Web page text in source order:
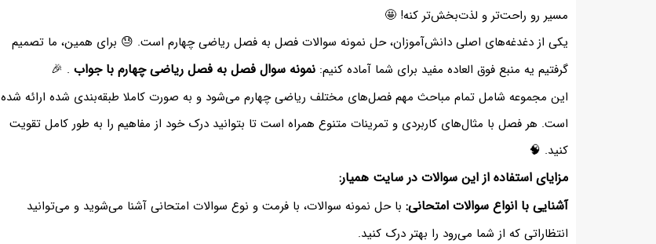
مسیر رو راحت‌تر و لذت‌بخش‌تر کنه! 🤩
یکی از دغدغه‌های اصلی دانش‌آموزان، حل نمونه سوالات فصل به فصل ریاضی چهارم است. 😓 برای همین، ما تصمیم
گرفتیم یه منبع فوق العاده مفید برای شما آماده کنیم: نمونه سوال فصل به فصل ریاضی چهارم با جواب . 🎉
این مجموعه شامل تمام مباحث مهم فصل‌های مختلف ریاضی چهارم می‌شود و به صورت کاملا طبقه‌بندی شده ارائه شده
است. هر فصل با مثال‌های کاربردی و تمرینات متنوع همراه است تا بتوانید درک خود از مفاهیم را به طور کامل تقویت
کنید. 🧠
مزایای استفاده از این سوالات در سایت همیار:
آشنایی با انواع سوالات امتحانی: با حل نمونه سوالات، با فرمت و نوع سوالات امتحانی آشنا می‌شوید و می‌توانید
انتظاراتی که از شما می‌رود را بهتر درک کنید.